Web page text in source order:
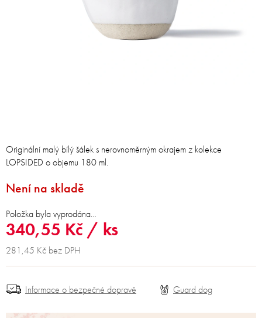
340,55 Kč / ks
281,45 Kč bez DPH
Není na skladě
Položka byla vyprodána…
Originální malý bílý šálek s nerovnoměrným okrajem z kolekce
LOPSIDED o objemu 180 ml.
Informace o bezpečné dopravě